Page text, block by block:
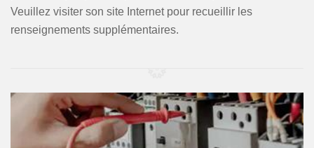
Veuillez visiter son site Internet pour recueillir les
renseignements supplémentaires.